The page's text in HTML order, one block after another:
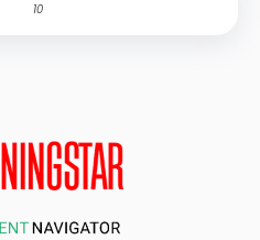
10